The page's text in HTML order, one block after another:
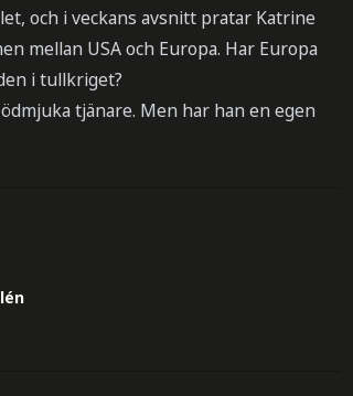
och i veckans avsnitt pratar Katrine
mellan USA och Europa. Har Europa
i tullkriget?
tjänare. Men har han en egen